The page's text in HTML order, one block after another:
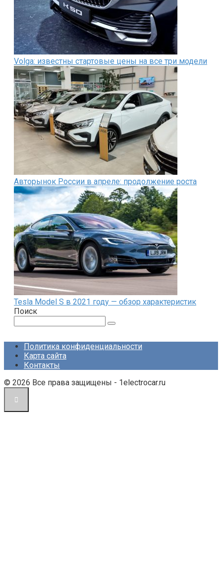
Volga: известны стартовые цены на все три модели
Авторынок России в апреле: продолжение роста
Tesla Model S в 2021 году — обзор характеристик
Поиск
Политика конфиденциальности
Карта сайта
Контакты
© 2026 Все права защищены - 1electrocar.ru